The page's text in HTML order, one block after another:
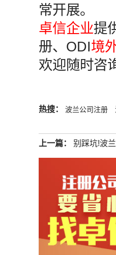
常开展。
卓信企业提
册、ODI境
欢迎随时咨
热搜： 波兰公司注册
上一篇： 别踩坑!波